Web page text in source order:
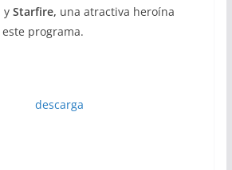
y Starfire, una atractiva heroína
programa.